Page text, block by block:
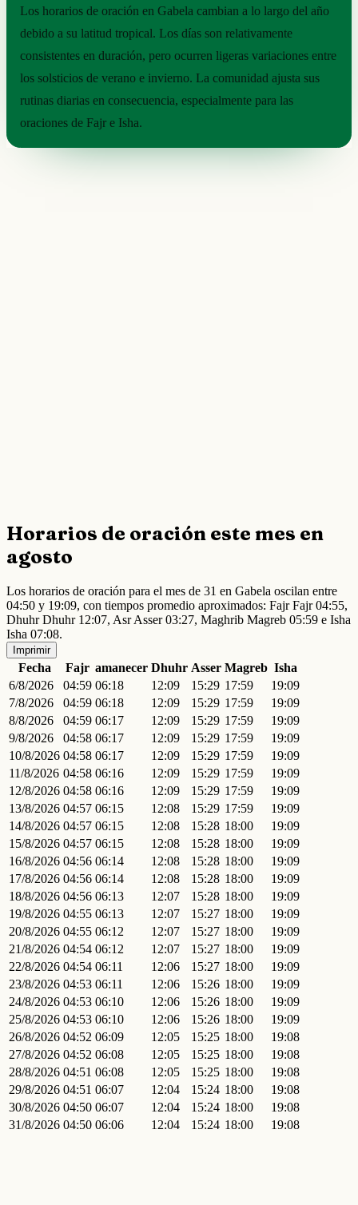
Los horarios de oración en Gabela cambian a lo largo del año
debido a su latitud tropical. Los días son relativamente
consistentes en duración, pero ocurren ligeras variaciones entre
los solsticios de verano e invierno. La comunidad ajusta sus
rutinas diarias en consecuencia, especialmente para las
oraciones de Fajr e Isha.
Horarios de oración este mes en
agosto
Los horarios de oración para el mes de 31 en Gabela oscilan entre
04:50 y 19:09, con tiempos promedio aproximados: Fajr Fajr 04:55,
Dhuhr Dhuhr 12:07, Asr Asser 03:27, Maghrib Magreb 05:59 e Isha
Isha 07:08.
Imprimir
Fecha Fajr amanecer Dhuhr Asser Magreb Isha
6/8/2026
04:59 06:18 12:09 15:29 17:59
19:09
7/8/2026
04:59 06:18 12:09 15:29 17:59
19:09
8/8/2026
04:59 06:17 12:09 15:29 17:59
19:09
9/8/2026
04:58 06:17 12:09 15:29 17:59
19:09
10/8/2026 04:58 06:17 12:09 15:29 17:59
19:09
11/8/2026 04:58 06:16 12:09 15:29 17:59
19:09
12/8/2026 04:58 06:16 12:09 15:29 17:59
19:09
13/8/2026 04:57 06:15 12:08 15:29 17:59
19:09
14/8/2026 04:57 06:15 12:08 15:28 18:00
19:09
15/8/2026 04:57 06:15 12:08 15:28 18:00
19:09
16/8/2026 04:56 06:14 12:08 15:28 18:00
19:09
17/8/2026 04:56 06:14 12:08 15:28 18:00
19:09
18/8/2026 04:56 06:13 12:07 15:28 18:00
19:09
19/8/2026 04:55 06:13 12:07 15:27 18:00
19:09
20/8/2026 04:55 06:12 12:07 15:27 18:00
19:09
21/8/2026 04:54 06:12 12:07 15:27 18:00
19:09
22/8/2026 04:54 06:11 12:06 15:27 18:00
19:09
23/8/2026 04:53 06:11 12:06 15:26 18:00
19:09
24/8/2026 04:53 06:10 12:06 15:26 18:00
19:09
25/8/2026 04:53 06:10 12:06 15:26 18:00
19:09
26/8/2026 04:52 06:09 12:05 15:25 18:00
19:08
27/8/2026 04:52 06:08 12:05 15:25 18:00
19:08
28/8/2026 04:51 06:08 12:05 15:25 18:00
19:08
29/8/2026 04:51 06:07 12:04 15:24 18:00
19:08
30/8/2026 04:50 06:07 12:04 15:24 18:00
19:08
31/8/2026 04:50 06:06 12:04 15:24 18:00 19:08